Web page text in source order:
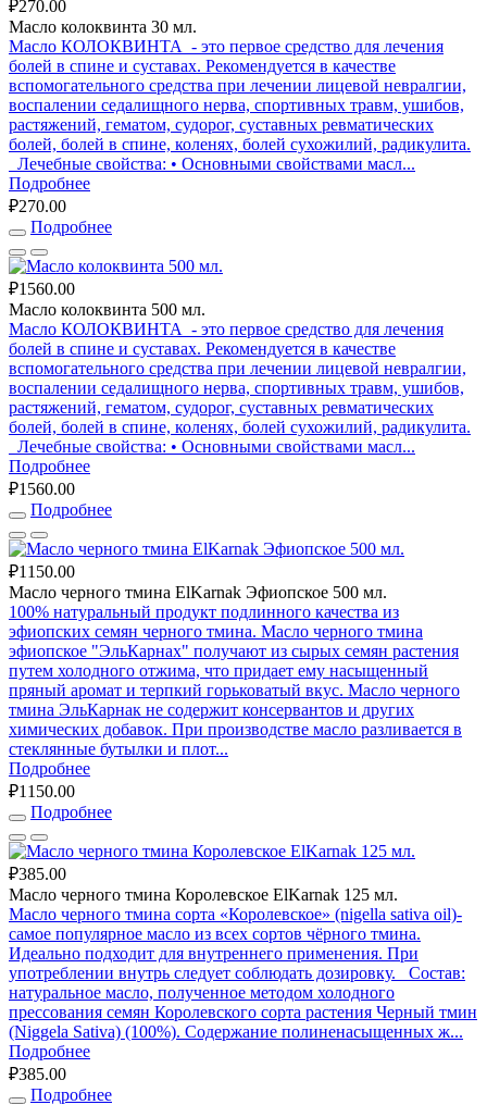
₽270.00
Масло колоквинта 30 мл.
Масло КОЛОКВИНТА - это первое средство для лечения
болей в спине и суставах. Рекомендуется в качестве
вспомогательного средства при лечении лицевой невралгии,
воспалении седалищного нерва, спортивных травм, ушибов,
растяжений, гематом, судорог, суставных ревматических
болей, болей в спине, коленях, болей сухожилий, радикулита.
Лечебные свойства: • Основными свойствами масл...
Подробнее
₽270.00
Подробнее
₽1560.00
Масло колоквинта 500 мл.
Масло КОЛОКВИНТА - это первое средство для лечения
болей в спине и суставах. Рекомендуется в качестве
вспомогательного средства при лечении лицевой невралгии,
воспалении седалищного нерва, спортивных травм, ушибов,
растяжений, гематом, судорог, суставных ревматических
болей, болей в спине, коленях, болей сухожилий, радикулита.
Лечебные свойства: • Основными свойствами масл...
Подробнее
₽1560.00
Подробнее
₽1150.00
Масло черного тмина ElKarnak Эфиопское 500 мл.
100% натуральный продукт подлинного качества из
эфиопских семян черного тмина. Масло черного тмина
эфиопское "ЭльКарнах" получают из сырых семян растения
путем холодного отжима, что придает ему насыщенный
пряный аромат и терпкий горьковатый вкус. Масло черного
тмина ЭльКарнак не содержит консервантов и других
химических добавок. При производстве масло разливается в
стеклянные бутылки и плот...
Подробнее
₽1150.00
Подробнее
₽385.00
Масло черного тмина Королевское ElKarnak 125 мл.
Масло черного тмина сорта «Королевское» (nigella sativa oil)-
самое популярное масло из всех сортов чёрного тмина.
Идеально подходит для внутреннего применения. При
употреблении внутрь следует соблюдать дозировку. Состав:
натуральное масло, полученное методом холодного
прессования семян Королевского сорта растения Черный тмин
(Niggela Sativa) (100%). Содержание полиненасыщенных ж...
Подробнее
₽385.00
Подробнее